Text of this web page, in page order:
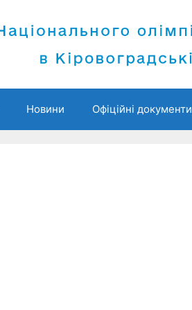
Новини Офіційні документи